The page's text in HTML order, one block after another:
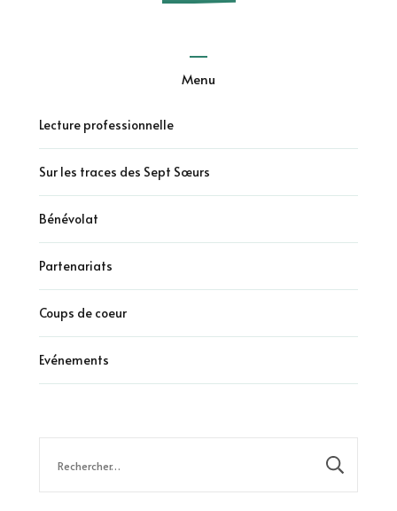
Menu
Lecture professionnelle
Sur les traces des Sept Sœurs
Bénévolat
Partenariats
Coups de coeur
Evénements